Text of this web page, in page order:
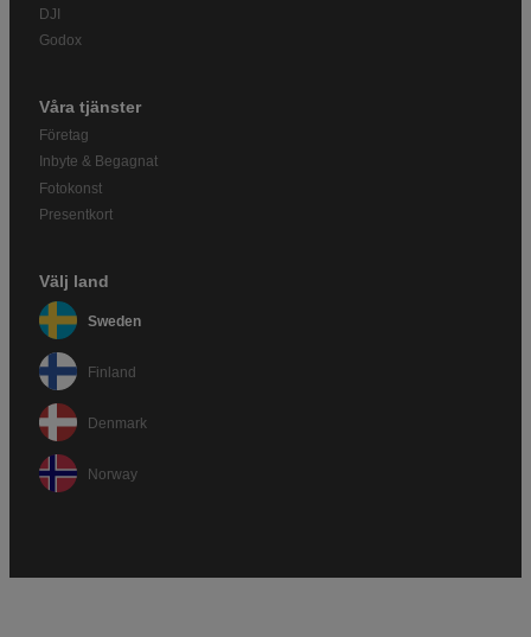
DJI
Godox
Våra tjänster
Företag
Inbyte & Begagnat
Fotokonst
Presentkort
Välj land
Sweden
Finland
Denmark
Norway